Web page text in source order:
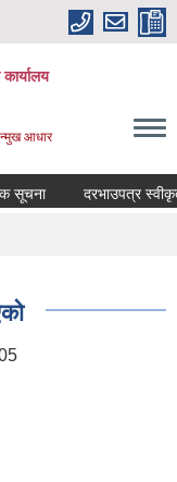
आधार
दरभाउपत्र स्वीकृत